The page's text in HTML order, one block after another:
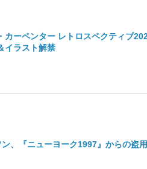
カーペンター レトロスペクティブ
イラスト解禁
、『ニューヨーク1997』からの盗